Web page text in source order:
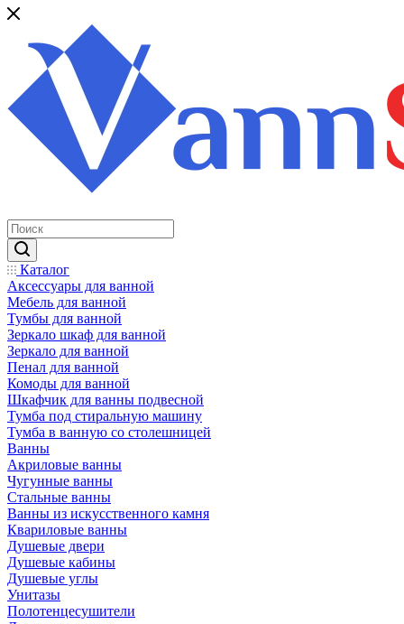
Каталог
Аксессуары для ванной
Мебель для ванной
Тумбы для ванной
Зеркало шкаф для ванной
Зеркало для ванной
Пенал для ванной
Комоды для ванной
Шкафчик для ванны подвесной
Тумба под стиральную машину
Тумба в ванную со столешницей
Ванны
Акриловые ванны
Чугунные ванны
Стальные ванны
Ванны из искусственного камня
Квариловые ванны
Душевые двери
Душевые кабины
Душевые углы
Унитазы
Полотенцесушители